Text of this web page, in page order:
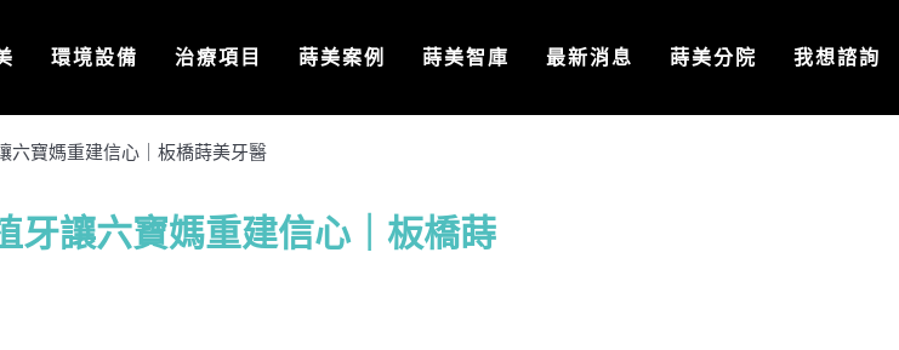
環境設備 治療項目 蒔美案例 蒔美智庫 最新消息 蒔美分院 我想諮詢
六寶媽重建信心｜板橋蒔美牙醫
牙讓六寶媽重建信心｜板橋蒔